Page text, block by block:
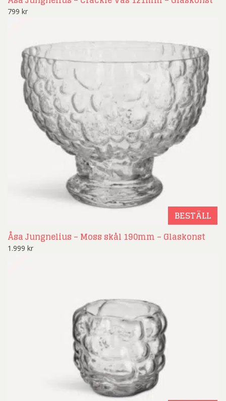
799 kr
BESTÄLL
Åsa Jungnelius – Moss skål 190mm – Glaskonst
1.999 kr